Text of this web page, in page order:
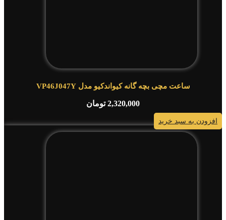
ساعت مچی بچه گانه کیواندکیو مدل VP46J047Y
2,320,000 تومان
افزودن به سبد خرید